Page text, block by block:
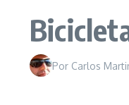
Por Carlos